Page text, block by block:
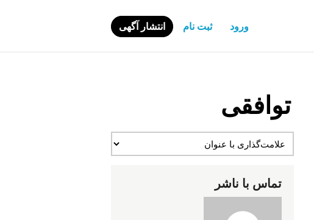
ورود ثبت نام انتشار آگهی
توافقی
تماس با ناشر